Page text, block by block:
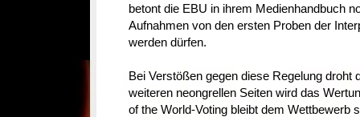
betont die EBU in ihrem Medienhandbuch
Aufnahmen von den ersten Proben der
werden dürfen.
Bei Verstößen gegen diese Regelung droht
weiteren neongrellen Seiten wird das
of the World-Voting bleibt dem Wettbewerb